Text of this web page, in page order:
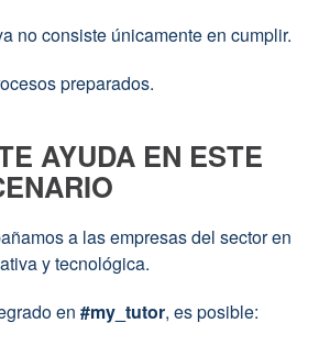
no consiste únicamente en cumplir.
preparados.
AYUDA EN ESTE
a las empresas del sector en
y tecnológica.
en #my_tutor, es posible: